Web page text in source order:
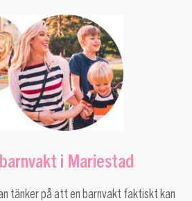
i Mariestad
tänker på att en barnvakt faktiskt kan